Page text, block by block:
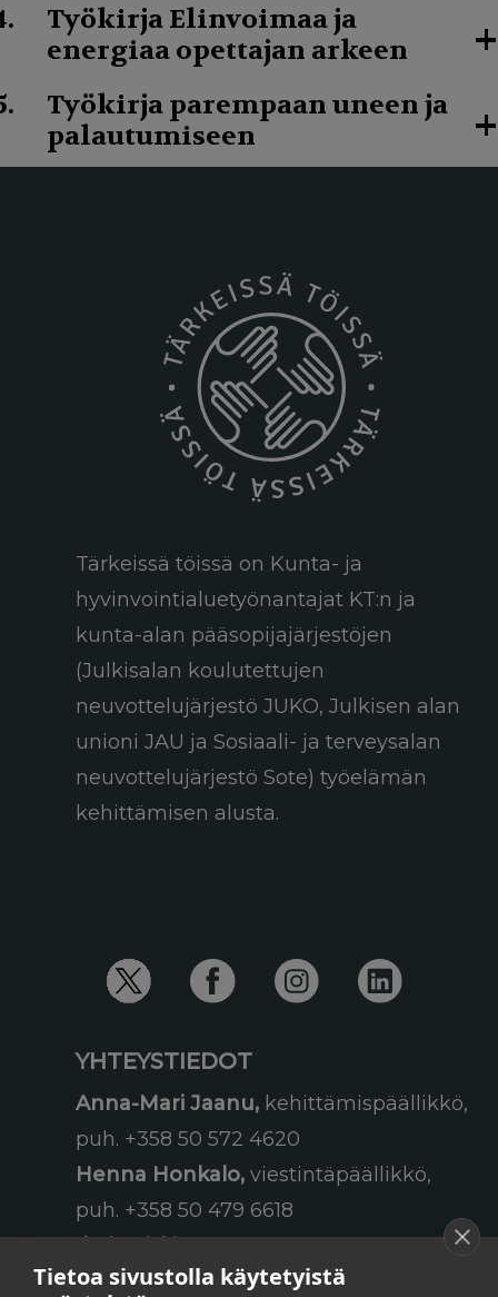
Työkirja Elinvoimaa ja
energiaa opettajan arkeen
+
Työkirja parempaan uneen ja
palautumiseen
+
Tärkeissä töissä on Kunta- ja
hyvinvointialuetyönantajat KT:n ja
kunta-alan pääsopijajärjestöjen
(Julkisalan koulutettujen
neuvottelujärjestö JUKO, Julkisen alan
unioni JAU ja Sosiaali- ja terveysalan
neuvottelujärjestö Sote) työelämän
kehittämisen alusta.
YHTEYSTIEDOT
Anna-Mari Jaanu, kehittämispäällikkö,
puh. +358 50 572 4620
Henna Honkalo, viestintäpäällikkö,
puh. +358 50 479 6618
tapahtumakoordinaattori,
Tietoa sivustolla käytetyistä